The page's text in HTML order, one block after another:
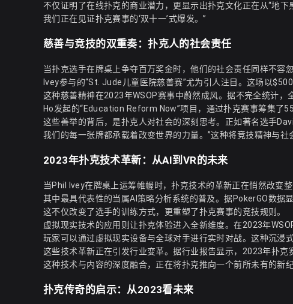
不仅证明了在线扑克的商业潜力，更显示出扑克文化正在从“地
我们正在见证扑克赛事的‘双十一’式爆发。”
慈善与竞技的双重奏：扑克人的社会责任
当扑克选手在牌桌上争夺百万奖金时，他们的社会责任同样不
Ivey参与的“St. Jude儿童医院慈善赛”尤为引人注目。这场以
这种慈善精神在2023年WSOP赛事中蔚然成风。据不完全统计
Ho发起的“Education Reform Now”项目，通过扑克赛事筹集了
这些善举的背后，是扑克人对社会的深刻思考。正如著名选手
我们的每一张牌都承载着改变世界的力量。”这种将竞技精神与社
2023年扑克技术革新：从AI到VR的未来
当Phil Ivey在牌桌上运筹帷幄时，扑克技术的革新正在悄然改变
其中最具代表性的当属AI策略分析系统的普及。据PokerGO数据
这不仅改变了选手的训练方式，更重塑了扑克赛事的竞技规则。
虚拟现实技术的应用则让扑克体验进入全新维度。在2023年
玩家可以通过虚拟现实设备与全球对手进行实时对战。这种沉浸
这些技术革新正在引发行业变革。据行业报告显示，2023年扑
这种技术与内容的深度融合，正在将扑克推向一个前所未有的新纪
扑克传奇的启示：从2023看未来